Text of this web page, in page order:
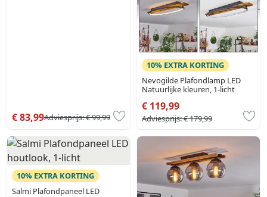
€ 83,99Adviesprijs:€ 99,99
10% EXTRA KORTING
Nevogilde Plafondlamp LED
Natuurlijke kleuren, 1-licht
€ 119,99
Adviesprijs:€ 179,99
10% EXTRA KORTING
Salmi Plafondpaneel LED